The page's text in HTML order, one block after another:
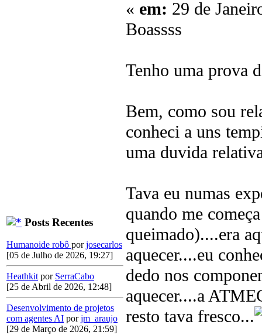
Posts Recentes
Humanoide robô porjosecarlos
[05 de Julho de 2026, 19:27]
Heathkit por SerraCabo
[25 de Abril de 2026, 12:48]
Desenvolvimento de projetos
com agentes AI porjm_araujo
[29 de Março de 2026, 21:59]
« em: 29 de
Boassss
Tenho uma prova
Bem, como sou
conheci a uns
uma duvida
Tava eu numas
quando me
queimado)....era
aquecer....eu
dedo nos
aquecer....a
resto tava fresco...